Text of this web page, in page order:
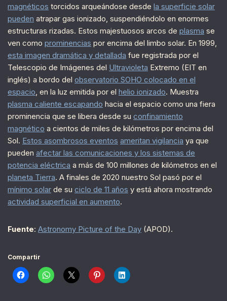
magnéticos torcidos arqueándose desde la superficie solar
pueden atrapar gas ionizado, suspendiéndolo en enormes
estructuras rizadas. Estos majestuosos arcos de plasma se
ven como prominencias por encima del limbo solar. En 1999,
esta imagen dramática y detallada fue registrada por el
Telescopio de Imágenes del Ultravioleta Extremo (EIT en
inglés) a bordo del observatorio SOHO colocado en el
espacio, en la luz emitida por el helio ionizado. Muestra
plasma caliente escapando hacia el espacio como una fiera
prominencia que se libera desde su confinamiento
magnético a cientos de miles de kilómetros por encima del
Sol. Estos asombrosos eventos ameritan vigilancia ya que
pueden afectar las comunicaciones y los sistemas de
potencia eléctrica a más de 100 millones de kilómetros en el
planeta Tierra. A finales de 2020 nuestro Sol pasó por el
mínimo solar de su ciclo de 11 años y está ahora mostrando
actividad superficial en aumento.
Fuente: Astronomy Picture of the Day (APOD).
Compartir